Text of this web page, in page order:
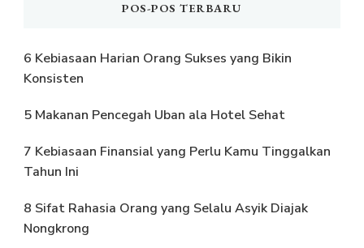
POS-POS TERBARU
6 Kebiasaan Harian Orang Sukses yang Bikin
Konsisten
5 Makanan Pencegah Uban ala Hotel Sehat
7 Kebiasaan Finansial yang Perlu Kamu Tinggalkan
Tahun Ini
8 Sifat Rahasia Orang yang Selalu Asyik Diajak
Nongkrong